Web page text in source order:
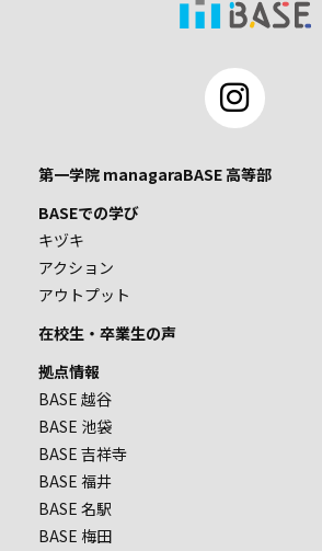
第一学院 managaraBASE 高等部
BASEでの学び
キヅキ
アクション
アウトプット
在校生・卒業生の声
拠点情報
BASE 越谷
BASE 池袋
BASE 吉祥寺
BASE 福井
BASE 名駅
BASE 梅田